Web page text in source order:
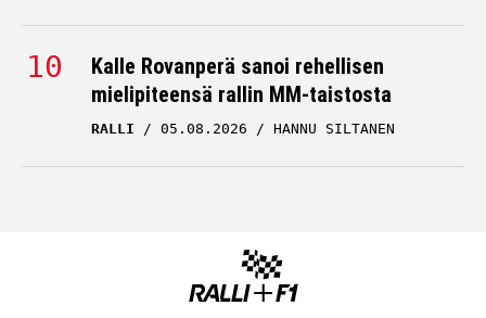
Kalle Rovanperä sanoi rehellisen
mielipiteensä rallin MM-taistosta
RALLI 05.08.2026 HANNU SILTANEN